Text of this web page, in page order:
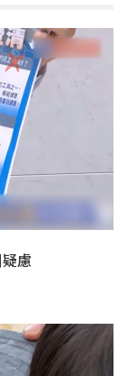
慮